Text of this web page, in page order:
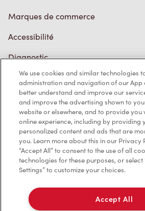
Marques de commerce
Accessibilité
Diagnostic
Contactez-nous
TM & © Tim Hortons, 2023
We use cookies and similar technologies
administration and navigation of our App
better understand and improve our
and improve the advertising shown to
website or elsewhere, and to provide you
online experience, including by providing
personalized content and ads that are
you. Learn more about this in our Privacy
“Accept All” to consent to the use of all
technologies for these purposes, or select
Settings” to customize your choices.
Accept All